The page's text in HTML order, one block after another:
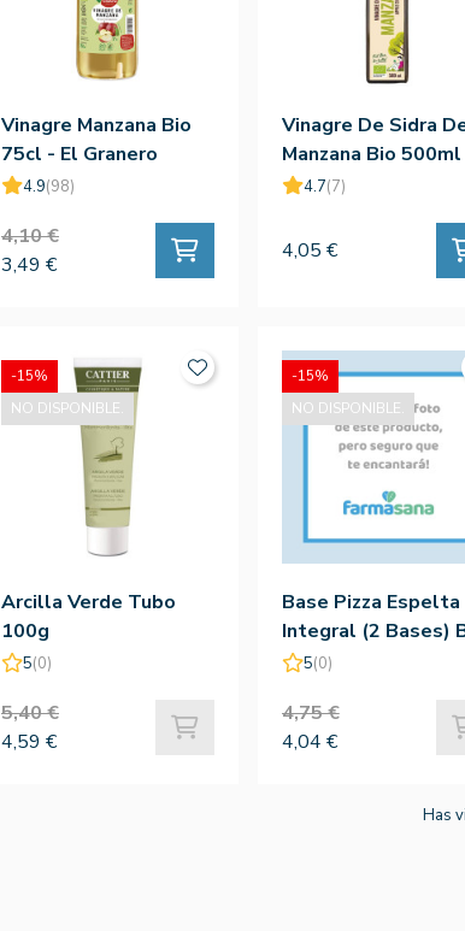
Vinagre Manzana Bio
75cl - El Granero
4.9(98)
4,10 €
3,49 €
Vinagre De Sidra
Manzana Bio
Naturgreen
4.7(7)
4,05 €
Arcilla Verde Tubo
100g
5(0)
5,40 €
4,59 €
-15%
NO DISPONIBLE.
Base Pizza Espelta
Integral (2 Bases)
300G - La Finestra
5(0)
4,75 €
4,04 €
-15%
NO DISPONIBLE.
Has